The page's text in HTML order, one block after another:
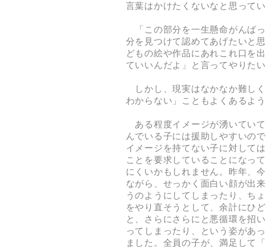
言葉はかけたくないなと思って
「この部分を一生懸命がんば
分を見つけて認めてあげたいと
どもの絵や作品にあれこれ口を
ていいんだよ」と言ってやりた
しかし、現実はなかなか難し
わからない」こともよくあるよ
ある程度イメージが湧いてい
んでいる子には援助しやすいの
イメージを持てない子に対して
ことを要求していることになっ
にくいかもしれません。昨年、
ながら、せっかく面白い顔が出
うのようにしてしまったり、ち
をやり直そうとして、余計にひ
と、さらにさらにと悪循環を招
ってしまったり、という姿があ
ました。全員の子が、満足して